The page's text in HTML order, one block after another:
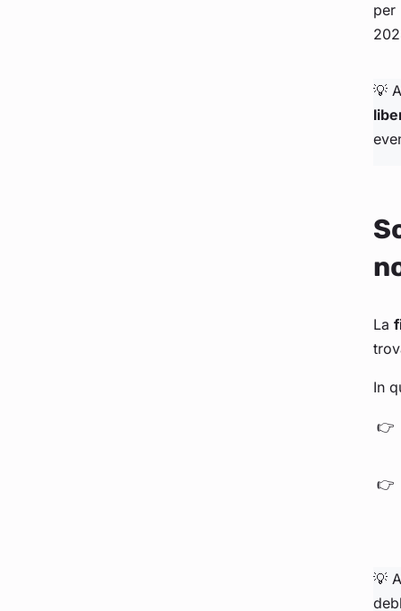
per
💡
La
In
💡